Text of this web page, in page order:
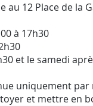
12 Place de la
à 17h30
et le samedi
uniquement
et mettre en